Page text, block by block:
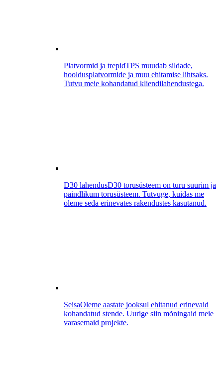
Platvormid ja trepidTPS muudab sildade,
hooldusplatvormide ja muu ehitamise lihtsaks.
Tutvu meie kohandatud kliendilahendustega.
D30 lahendusD30 torusüsteem on turu suurim ja
paindlikum torusüsteem. Tutvuge, kuidas me
oleme seda erinevates rakendustes kasutanud.
SeisaOleme aastate jooksul ehitanud erinevaid
kohandatud stende. Uurige siin mõningaid meie
varasemaid projekte.